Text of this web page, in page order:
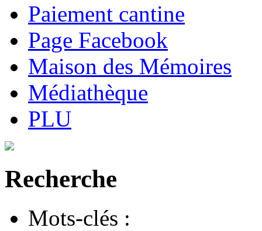
Paiement cantine
Page Facebook
Maison des Mémoires
Médiathèque
PLU
Recherche
Mots-clés :